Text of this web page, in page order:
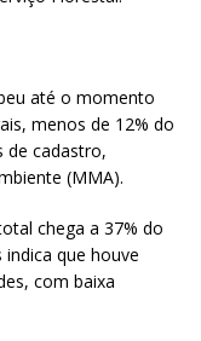
até o momento
menos de 12% do
de cadastro,
(MMA).
chega a 37% do
que houve
com baixa